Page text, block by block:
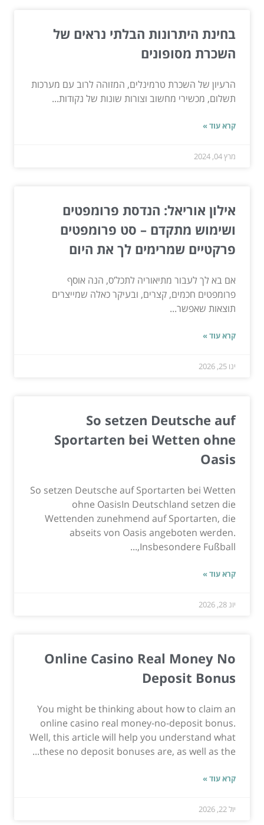
בחינת היתרונות הבלתי נראים של
השכרת מסופונים
הרעיון של השכרת טרמינלים, המזוהה לרוב עם מערכות
תשלום, מכשירי מחשוב וצורות שונות של נקודות...
קרא עוד »
מרץ 04, 2024
אילון אוריאל: הנדסת פרומפטים
ושימוש מתקדם – סט פרומפטים
פרקטיים שמרימים לך את היום
אם בא לך לעבור מתיאוריה לתכל’ס, הנה אוסף
פרומפטים חכמים, קצרים, ובעיקר כאלה שמייצרים
תוצאות שאפשר...
קרא עוד »
ינו 25, 2026
So setzen Deutsche auf
Sportarten bei Wetten ohne
Oasis
So setzen Deutsche auf Sportarten bei Wetten
ohne OasisIn Deutschland setzen die
Wettenden zunehmend auf Sportarten, die
abseits von Oasis angeboten werden.
Insbesondere Fußball,...
קרא עוד »
יונ 28, 2026
Online Casino Real Money No
Deposit Bonus
You might be thinking about how to claim an
online casino real money-no-deposit bonus.
Well, this article will help you understand what
these no deposit bonuses are, as well as the...
קרא עוד »
יול 22, 2026